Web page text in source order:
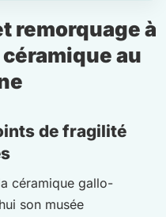
remorquage à
au
de fragilité
céramique gallo-
son musée